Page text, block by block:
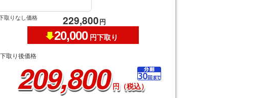
取りなし価格 229,800円
20,000 円下取り
下取り後価格
209,800 円（税込）